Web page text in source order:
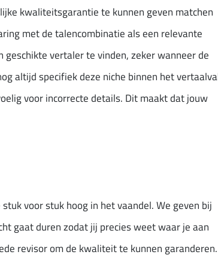
kwaliteitsgarantie te kunnen geven matchen
met de talencombinatie als een relevante
vertaler te vinden, zeker wanneer de
altijd specifiek deze niche binnen het
voor incorrecte details. Dit maakt dat jouw
voor stuk hoog in het vaandel. We geven bij
gaat duren zodat jij precies weet waar je aan
revisor om de kwaliteit te kunnen garanderen.